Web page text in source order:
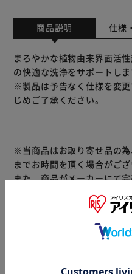
商品説明 仕様
まろやかな植物由来界面活
の快適な洗浄をサポートしま
※製品は予告なく仕様を変
じめご了承ください。
※当商品はお取り寄せ品の
までお時間を頂く場合がござ
また、商品がメーカーにて
ル又は注文内容の変更をお
予めご了承くださいますよ
商品はアイリスプラザがセ
商品情報